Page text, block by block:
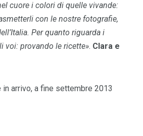
cuore i colori di quelle vivande:
con le nostre fotografie,
Per quanto riguarda i
voi: provando le ricette». Clara e
arrivo, a fine settembre 2013